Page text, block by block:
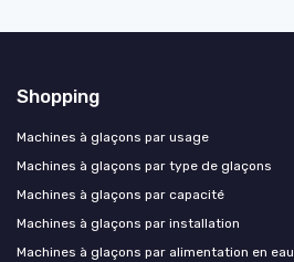
Shopping
Machines à glaçons par usage
Machines à glaçons par type de glaçons
Machines à glaçons par capacité
Machines à glaçons par installation
Machines à glaçons par alimentation en eau